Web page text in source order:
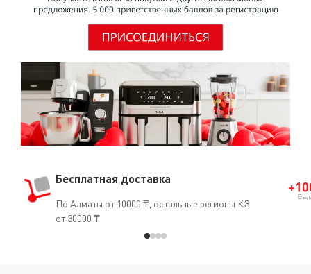
Бесплатная доставка
По Алматы от 10000 ₸, остальные регионы КЗ
от 30000 ₸